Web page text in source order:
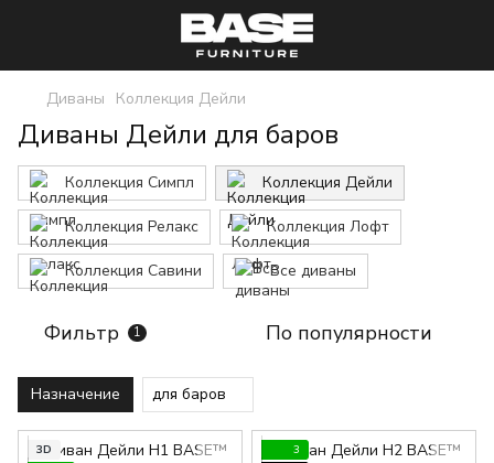
Диваны Коллекция Дейли
Диваны Дейли для баров
Коллекция Симпл Коллекция Дейли
Коллекция Релакс Коллекция Лофт
Коллекция Савини Все диваны
Фильтр 1 По популярности
Назначение для баров
3D
3